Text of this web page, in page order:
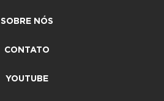
SOBRE NÓS
CONTATO
YOUTUBE